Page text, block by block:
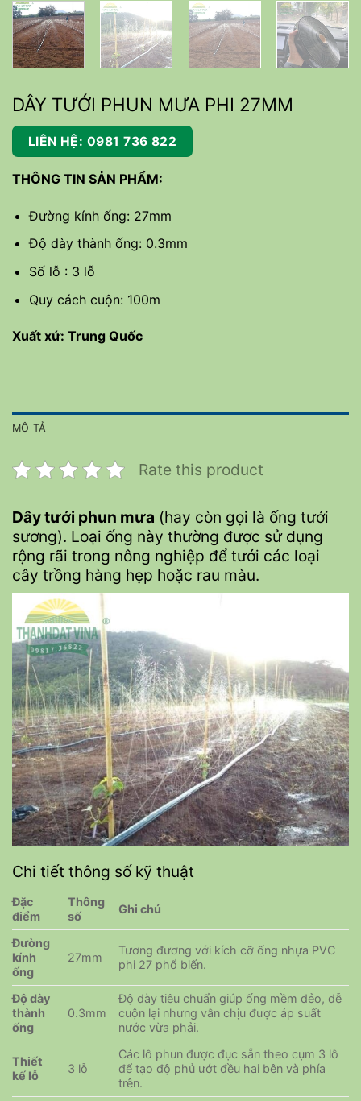
DÂY TƯỚI PHUN MƯA PHI 27MM
LIÊN HỆ: 0981 736 822
THÔNG TIN SẢN PHẨM:
Đường kính ống: 27mm
Độ dày thành ống: 0.3mm
Số lỗ : 3 lỗ
Quy cách cuộn: 100m
Xuất xứ: Trung Quốc
MÔ TẢ
Rate this product
Dây tưới phun mưa (hay còn gọi là ống tưới
sương). Loại ống này thường được sử dụng
rộng rãi trong nông nghiệp để tưới các loại
cây trồng hàng hẹp hoặc rau màu.
Chi tiết thông số kỹ thuật
Đặc
điểm
Thông
số
Ghi chú
Đường
kính
ống
27mm
Tương đương với kích cỡ ống nhựa PVC
phi 27 phổ biến.
Độ dày
thành
ống
0.3mm
Độ dày tiêu chuẩn giúp ống mềm dẻo, dễ
cuộn lại nhưng vẫn chịu được áp suất
nước vừa phải.
Thiết
kế lỗ
3 lỗ
Các lỗ phun được đục sẵn theo cụm 3 lỗ
để tạo độ phủ ướt đều hai bên và phía
trên.